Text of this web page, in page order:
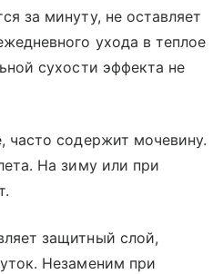
за минуту, не оставляет
ухода в теплое
сухости эффекта не
часто содержит мочевину.
На зиму или при
защитный слой,
Незаменим при